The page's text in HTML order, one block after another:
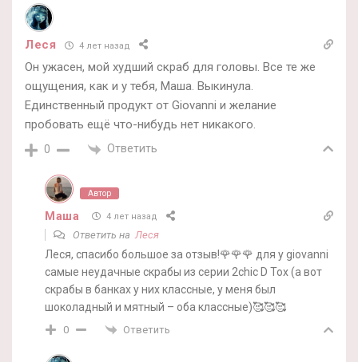
Леся 4 лет назад
Он ужасен, мой худший скраб для головы. Все те же
ощущения, как и у тебя, Маша. Выкинула.
Единственный продукт от Giovanni и желание
пробовать ещё что-нибудь нет никакого.
0 Ответить
Автор
Маша 4 лет назад
Ответить на Леся
Леся, спасибо большое за отзыв!🌹🌹🌹 для у giovanni
самые неудачные скрабы из серии 2chic D Tox (а вот
скрабы в банках у них классные, у меня был
шоколадный и мятный – оба классные)🥰🥰🥰
0 Ответить